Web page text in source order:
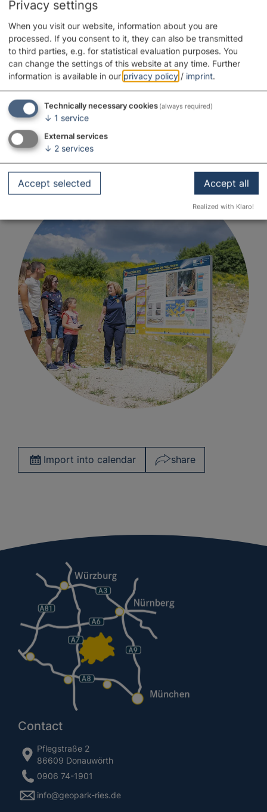
Import into calendar share
Copy link
Contact
Pflegstraße 2
86609 Donauwörth
0906 74-1901
info@geopark-ries.de
Privacy settings
When you visit our website, information about you are
processed. If you consent to it, they can also be transmitted
to third parties, e.g. for statistical evaluation purposes. You
can change the settings of this website at any time. Further
information is available in our privacy policy / imprint.
Technically necessary cookies (always required)
↓ 1 service
External services
↓ 2 services
Accept selected Accept all
Realized with Klaro!